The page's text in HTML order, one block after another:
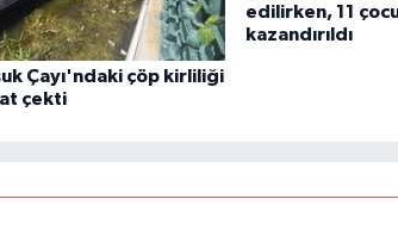
Çayı'ndaki çöp kirliliği
çekti
edilirken, 11
kazandırıldı